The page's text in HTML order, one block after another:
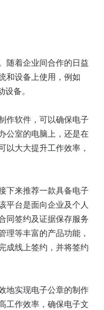
随着企业间合作的日益
和设备上使用，例如
备。
作软件，可以确保电子
公室的电脑上，还是在
以大大提升工作效率，
下来推荐一款具备电子
台是面向企业及个人
同签约及证据保存服务
理等丰富的产品功能，
成线上签约，并将签约
地实现电子公章的制作
工作效率，确保电子文